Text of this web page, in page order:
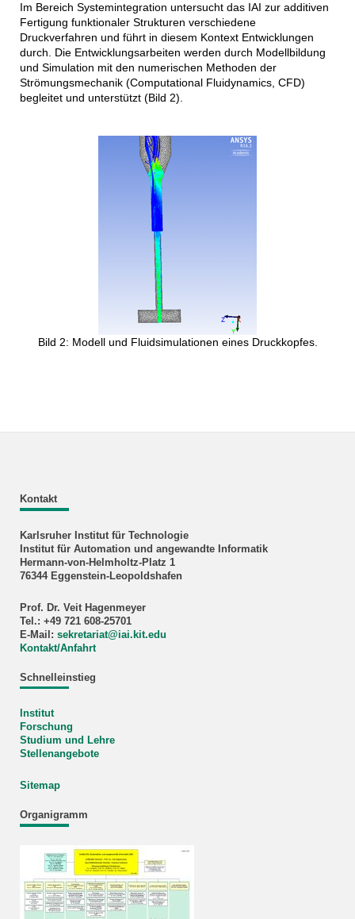
Im Bereich Systemintegration untersucht das IAI zur additiven
Fertigung funktionaler Strukturen verschiedene
Druckverfahren und führt in diesem Kontext Entwicklungen
durch. Die Entwicklungsarbeiten werden durch Modellbildung
und Simulation mit den numerischen Methoden der
Strömungsmechanik (Computational Fluidynamics, CFD)
begleitet und unterstützt (Bild 2).
Bild 2: Modell und Fluidsimulationen eines Druckkopfes.
Kontakt
Karlsruher Institut für Technologie
Institut für Automation und angewandte Informatik
Hermann-von-Helmholtz-Platz 1
76344 Eggenstein-Leopoldshafen
Prof. Dr. Veit Hagenmeyer
Tel.: +49 721 608-25701
E-Mail: sekretariat@iai.kit.edu
Kontakt/Anfahrt
Schnelleinstieg
Institut
Forschung
Studium und Lehre
Stellenangebote
Sitemap
Organigramm